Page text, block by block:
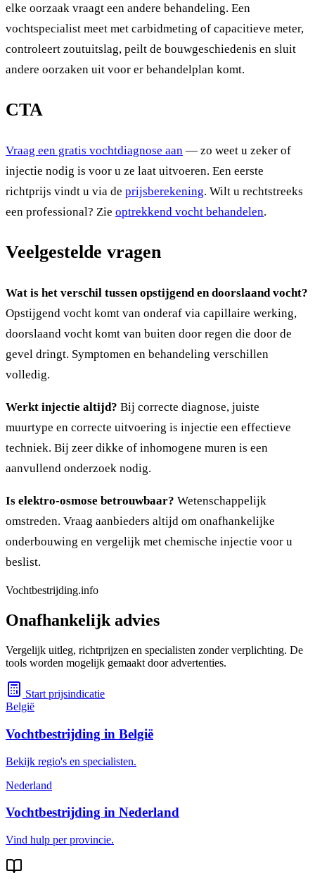
elke oorzaak vraagt een andere behandeling. Een
vochtspecialist meet met carbidmeting of capacitieve meter,
controleert zoutuitslag, peilt de bouwgeschiedenis en sluit
andere oorzaken uit voor er behandelplan komt.
CTA
Vraag een gratis vochtdiagnose aan — zo weet u zeker of
injectie nodig is voor u ze laat uitvoeren. Een eerste
richtprijs vindt u via de prijsberekening. Wilt u rechtstreeks
een professional? Zie optrekkend vocht behandelen.
Veelgestelde vragen
Wat is het verschil tussen opstijgend en doorslaand vocht?
Opstijgend vocht komt van onderaf via capillaire werking,
doorslaand vocht komt van buiten door regen die door de
gevel dringt. Symptomen en behandeling verschillen
volledig.
Werkt injectie altijd? Bij correcte diagnose, juiste
muurtype en correcte uitvoering is injectie een effectieve
techniek. Bij zeer dikke of inhomogene muren is een
aanvullend onderzoek nodig.
Is elektro-osmose betrouwbaar? Wetenschappelijk
omstreden. Vraag aanbieders altijd om onafhankelijke
onderbouwing en vergelijk met chemische injectie voor u
beslist.
Vochtbestrijding.info
Onafhankelijk advies
Vergelijk uitleg, richtprijzen en specialisten zonder verplichting. De
tools worden mogelijk gemaakt door advertenties.
Start prijsindicatie
België
Vochtbestrijding in België
Bekijk regio's en specialisten.
Nederland
Vochtbestrijding in Nederland
Vind hulp per provincie.